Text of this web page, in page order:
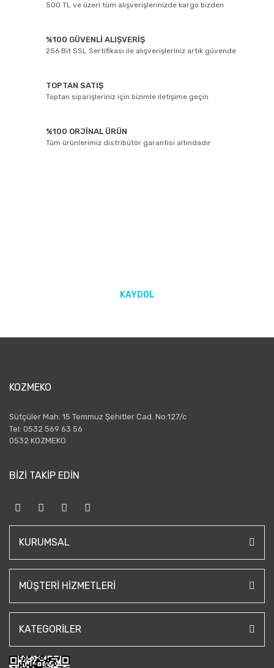
500 TL ve üzeri tüm alışverişlerinizde kargo bizden
%100 GÜVENLİ ALIŞVERİŞ
256 Bit SSL Sertifikası ile alışverişleriniz artık güvende
TOPTAN SATIŞ
Toptan siparişleriniz için bizimle iletişime geçin
%100 ORJİNAL ÜRÜN
Tüm ürünlerimiz distribütör garantisi altındadır
KAYDOL
KOZMEKO
Sütçüler Mah. 15 Temmuz Şehitler Cad. No:127/c
Tel: 0532 569 63 56
0532 KOZMEKO
BİZİ TAKİP EDİN
KURUMSAL
MÜŞTERI HIZMETLERI
KATEGORILER